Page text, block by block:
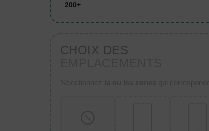
200+
CHOIX DES